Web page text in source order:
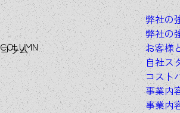
弊社の
弊社の
お客様
自社ス
コスト
事業内
事業内
コラム
COLUMN